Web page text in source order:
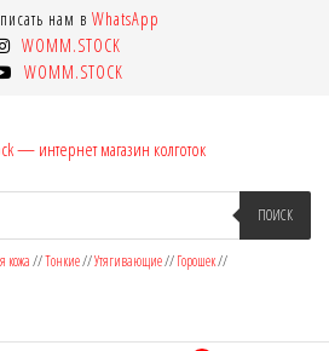
нам в WhatsApp
WOMM.STOCK
WOMM.STOCK
интернет магазин
Колготки MANZI, Naja Street тонкие,
фантазийные, чулки, лосиныПОИСК
кожа//Тонкие//Утягивающие//Горошек//